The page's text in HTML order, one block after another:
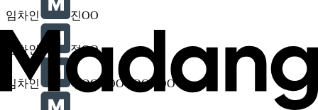
임차인 진OO
임차인 정OO
임차인 주OOOOOOOOOOO